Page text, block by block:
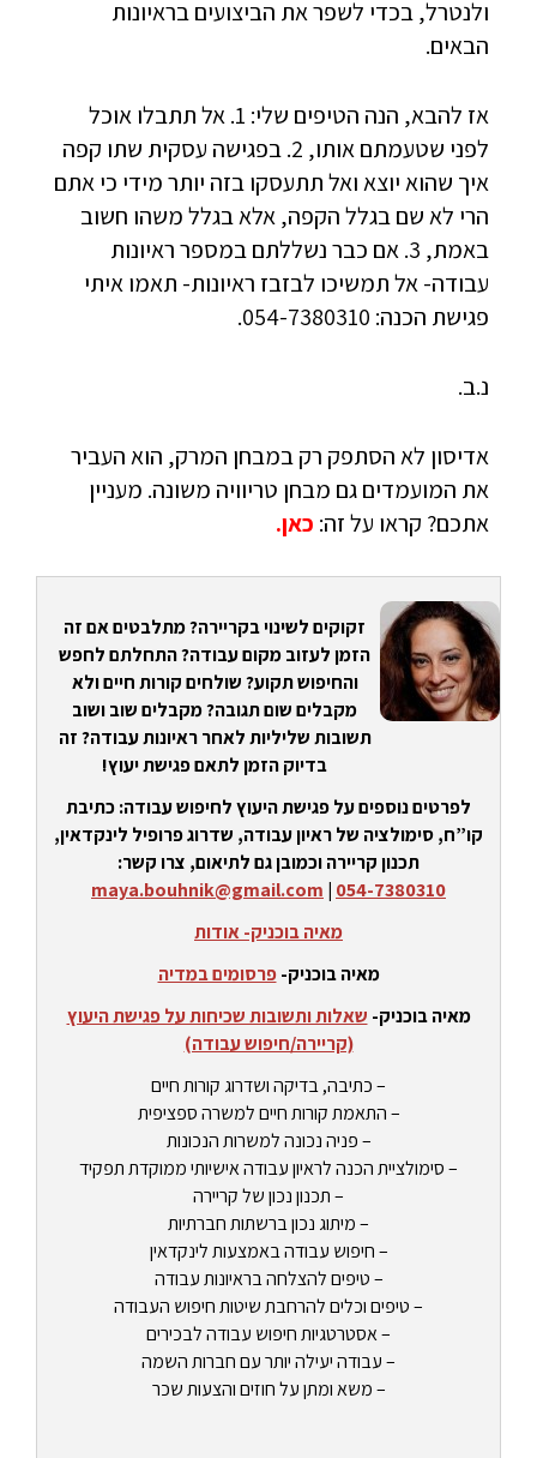
ולנטרל, בכדי לשפר את הביצועים בראיונות
הבאים.
אז להבא, הנה הטיפים שלי: 1. אל תתבלו אוכל
לפני שטעמתם אותו, 2. בפגישה עסקית שתו קפה
איך שהוא יוצא ואל תתעסקו בזה יותר מידי כי אתם
הרי לא שם בגלל הקפה, אלא בגלל משהו חשוב
באמת, 3. אם כבר נשללתם במספר ראיונות
עבודה- אל תמשיכו לבזבז ראיונות- תאמו איתי
פגישת הכנה: 054-7380310.
נ.ב.
אדיסון לא הסתפק רק במבחן המרק, הוא העביר
את המועמדים גם מבחן טריוויה משונה. מעניין
אתכם? קראו על זה: כאן.
זקוקים לשינוי בקריירה? מתלבטים אם זה
הזמן לעזוב מקום עבודה? התחלתם לחפש
והחיפוש תקוע? שולחים קורות חיים ולא
מקבלים שום תגובה? מקבלים שוב ושוב
תשובות שליליות לאחר ראיונות עבודה? זה
בדיוק הזמן לתאם פגישת יעוץ!
לפרטים נוספים על פגישת היעוץ לחיפוש עבודה: כתיבת
קו”ח, סימולציה של ראיון עבודה, שדרוג פרופיל לינקדאין,
תכנון קריירה וכמובן גם לתיאום, צרו קשר:
054-7380310
|
maya.bouhnik@gmail.com
מאיה בוכניק- אודות
מאיה בוכניק-פרסומים במדיה
מאיה בוכניק- שאלות ותשובות שכיחות על פגישת היעוץ
(קריירה/חיפוש עבודה)
– כתיבה, בדיקה ושדרוג קורות חיים
– התאמת קורות חיים למשרה ספציפית
– פניה נכונה למשרות הנכונות
– סימולציית הכנה לראיון עבודה אישיותי ממוקדת תפקיד
– תכנון נכון של קריירה
– מיתוג נכון ברשתות חברתיות
– חיפוש עבודה באמצעות לינקדאין
– טיפים להצלחה בראיונות עבודה
– טיפים וכלים להרחבת שיטות חיפוש העבודה
– אסטרטגיות חיפוש עבודה לבכירים
– עבודה יעילה יותר עם חברות השמה
– משא ומתן על חוזים והצעות שכר